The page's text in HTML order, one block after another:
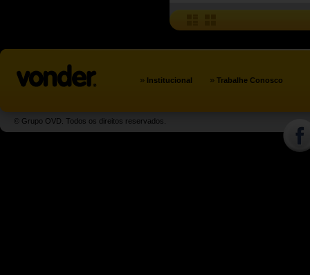
» Institucional » Trabalhe Conosco
© Grupo OVD. Todos os direitos reservados.